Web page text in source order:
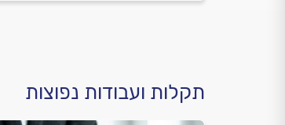
תקלות ועבודות נפוצות